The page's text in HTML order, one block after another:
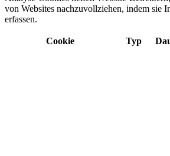
von Websites nachzuvollziehen, indem sie
erfassen.
Cookie Typ